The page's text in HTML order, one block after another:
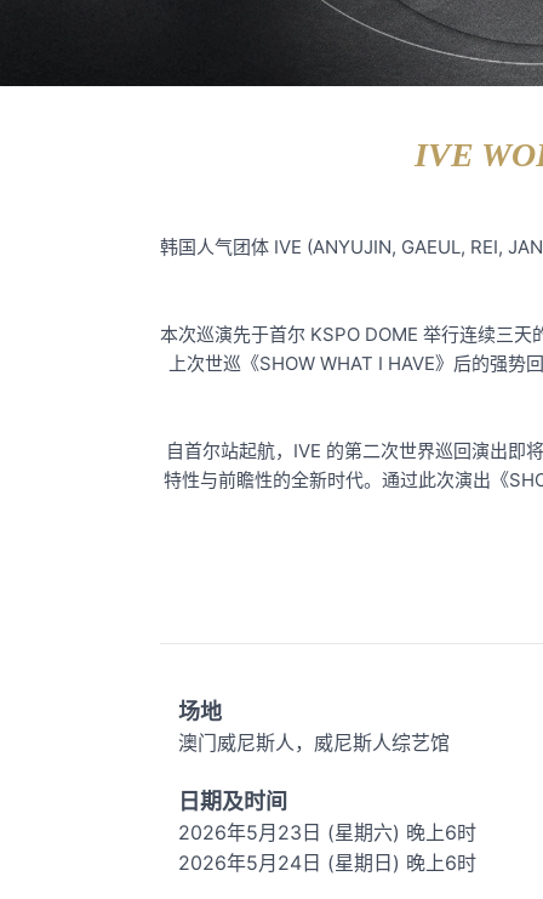
IVE
韩国人气团体 IVE (ANYUJIN, GAEUL, REI,
本次巡演先于首尔 KSPO DOME 举行连续三
上次世巡《SHOW WHAT I HAVE》后的强
自首尔站起航，IVE 的第二次世界巡回演出即
特性与前瞻性的全新时代。通过此次演出《
场地
澳门威尼斯人，威尼斯人综艺馆
日期及时间
2026年5月23日 (星期六) 晚上6时
2026年5月24日 (星期日) 晚上6时